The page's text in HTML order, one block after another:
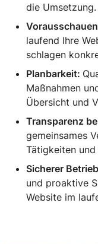
die Umsetzung.
laufend Ihre
schlagen
Planbarkeit:
Maßnahmen
Übersicht und
Transparenz
gemeinsames
Tätigkeiten
Sicherer
und proaktive
Website im